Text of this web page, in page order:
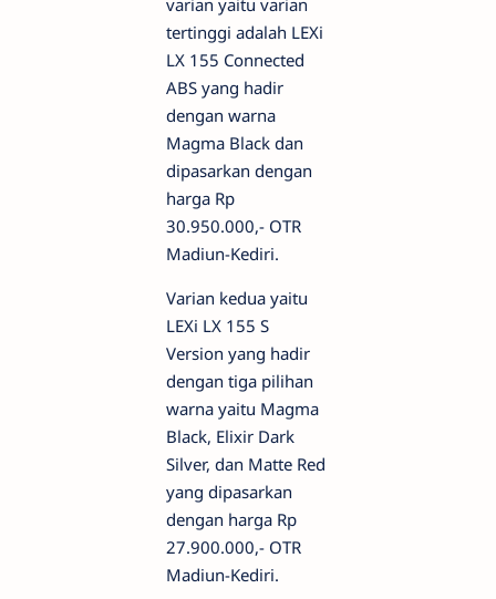
varian yaitu varian
tertinggi adalah LEXi
LX 155 Connected
ABS yang hadir
dengan warna
Magma Black dan
dipasarkan dengan
harga Rp
30.950.000,- OTR
Madiun-Kediri.
Varian kedua yaitu
LEXi LX 155 S
Version yang hadir
dengan tiga pilihan
warna yaitu Magma
Black, Elixir Dark
Silver, dan Matte Red
yang dipasarkan
dengan harga Rp
27.900.000,- OTR
Madiun-Kediri.